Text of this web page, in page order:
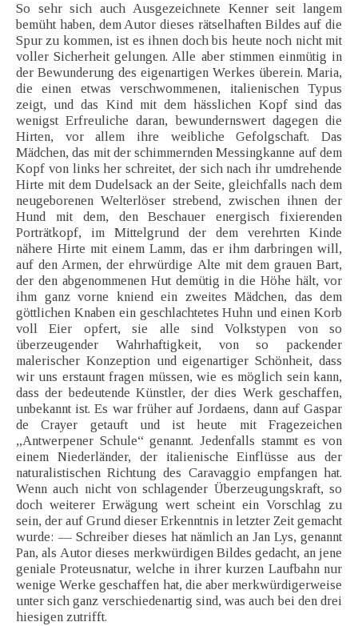
So sehr sich auch Ausgezeichnete Kenner seit langem
bemüht haben, dem Autor dieses rätselhaften Bildes auf die
Spur zu kommen, ist es ihnen doch bis heute noch nicht mit
voller Sicherheit gelungen. Alle aber stimmen einmütig in
der Bewunderung des eigenartigen Werkes überein. Maria,
die einen etwas verschwommenen, italienischen Typus
zeigt, und das Kind mit dem hässlichen Kopf sind das
wenigst Erfreuliche daran, bewundernswert dagegen die
Hirten, vor allem ihre weibliche Gefolgschaft. Das
Mädchen, das mit der schimmernden Messingkanne auf dem
Kopf von links her schreitet, der sich nach ihr umdrehende
Hirte mit dem Dudelsack an der Seite, gleichfalls nach dem
neugeborenen Welterlöser strebend, zwischen ihnen der
Hund mit dem, den Beschauer energisch fixierenden
Porträtkopf, im Mittelgrund der dem verehrten Kinde
nähere Hirte mit einem Lamm, das er ihm darbringen will,
auf den Armen, der ehrwürdige Alte mit dem grauen Bart,
der den abgenommenen Hut demütig in die Höhe hält, vor
ihm ganz vorne kniend ein zweites Mädchen, das dem
göttlichen Knaben ein geschlachtetes Huhn und einen Korb
voll Eier opfert, sie alle sind Volkstypen von so
überzeugender Wahrhaftigkeit, von so packender
malerischer Konzeption und eigenartiger Schönheit, dass
wir uns erstaunt fragen müssen, wie es möglich sein kann,
dass der bedeutende Künstler, der dies Werk geschaffen,
unbekannt ist. Es war früher auf Jordaens, dann auf Gaspar
de Crayer getauft und ist heute mit Fragezeichen
„Antwerpener Schule“ genannt. Jedenfalls stammt es von
einem Niederländer, der italienische Einflüsse aus der
naturalistischen Richtung des Caravaggio empfangen hat.
Wenn auch nicht von schlagender Überzeugungskraft, so
doch weiterer Erwägung wert scheint ein Vorschlag zu
sein, der auf Grund dieser Erkenntnis in letzter Zeit gemacht
wurde: — Schreiber dieses hat nämlich an Jan Lys, genannt
Pan, als Autor dieses merkwürdigen Bildes gedacht, an jene
geniale Proteusnatur, welche in ihrer kurzen Laufbahn nur
wenige Werke geschaffen hat, die aber merkwürdigerweise
unter sich ganz verschiedenartig sind, was auch bei den drei
hiesigen zutrifft.